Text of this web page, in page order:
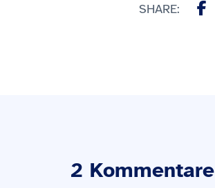
SHARE:
2 Kommentare